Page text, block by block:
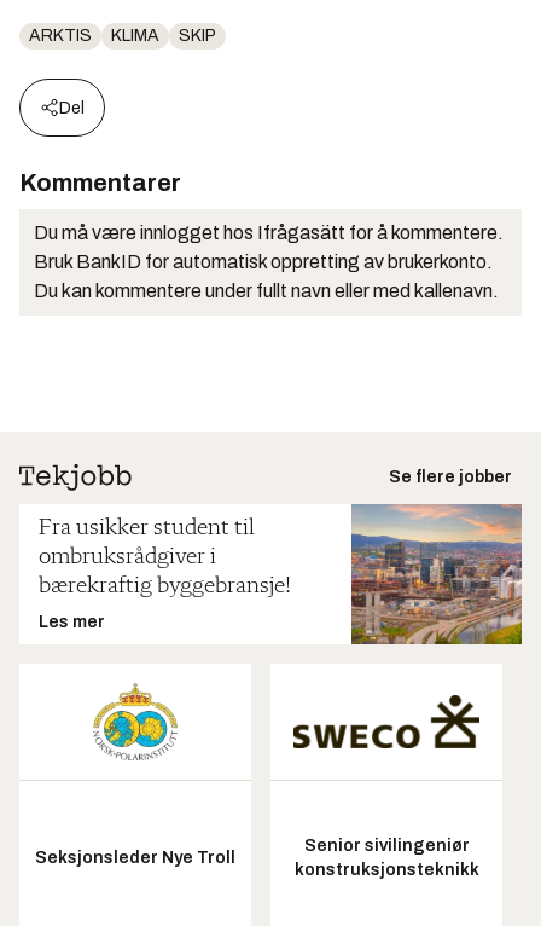
ARKTIS KLIMA SKIP
Del
Kommentarer
Du må være innlogget hos Ifrågasätt for å kommentere.
Bruk BankID for automatisk oppretting av brukerkonto.
Du kan kommentere under fullt navn eller med kallenavn.
Se flere jobber
Fra usikker student til
ombruksrådgiver i
bærekraftig byggebransje!
Les mer
Seksjonsleder Nye Troll
Senior sivilingeniør
konstruksjonsteknikk